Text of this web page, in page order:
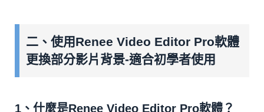
二、使用Renee Video Editor Pro軟體
更換部分影片背景-適合初學者使用
1、什麼是Renee Video Editor Pro軟體？